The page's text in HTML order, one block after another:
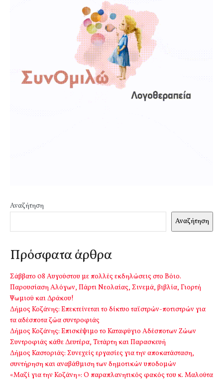
Αναζήτηση
Αναζήτηση
Πρόσφατα άρθρα
Σάββατο 08 Αυγούστου με πολλές εκδηλώσεις στο Βόιο.
Παρουσίαση Αλόγων, Πάρτι Νεολαίας, Σινεμά, βιβλία, Γιορτή
Ψωμιού και Δράκου!
Δήμος Κοζάνης: Επεκτείνεται το δίκτυο ταϊστρών-ποτιστρών για
τα αδέσποτα ζώα συντροφιάς
Δήμος Κοζάνης: Επισκέψιμο το Καταφύγιο Αδέσποτων Ζώων
Συντροφιάς κάθε Δευτέρα, Τετάρτη και Παρασκευή
Δήμος Καστοριάς: Συνεχείς εργασίες για την αποκατάσταση,
συντήρηση και αναβάθμιση των δημοτικών υποδομών
«Μαζί για την Κοζάνη»: Ο παραπλανητικός φακός του κ. Μαλούτα